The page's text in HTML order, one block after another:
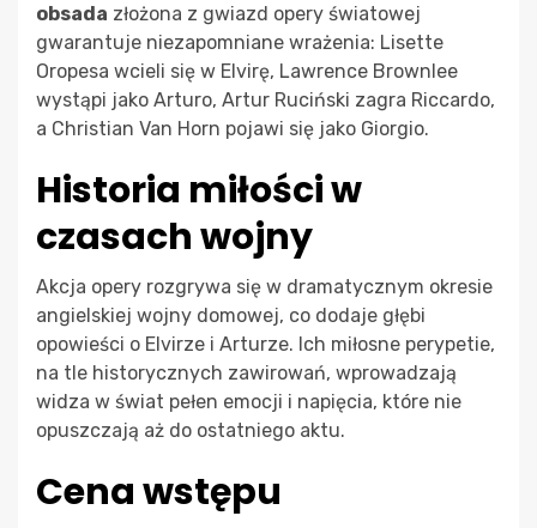
obsada złożona z gwiazd opery światowej
gwarantuje niezapomniane wrażenia: Lisette
Oropesa wcieli się w Elvirę, Lawrence Brownlee
wystąpi jako Arturo, Artur Ruciński zagra Riccardo,
a Christian Van Horn pojawi się jako Giorgio.
Historia miłości w
czasach wojny
Akcja opery rozgrywa się w dramatycznym okresie
angielskiej wojny domowej, co dodaje głębi
opowieści o Elvirze i Arturze. Ich miłosne perypetie,
na tle historycznych zawirowań, wprowadzają
widza w świat pełen emocji i napięcia, które nie
opuszczają aż do ostatniego aktu.
Cena wstępu